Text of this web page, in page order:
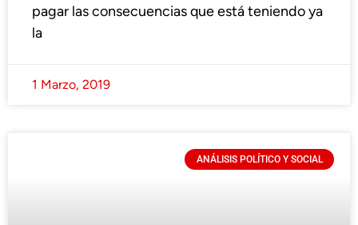
pagar las consecuencias que está teniendo ya
la
1 Marzo, 2019
ANÁLISIS POLÍTICO Y SOCIAL